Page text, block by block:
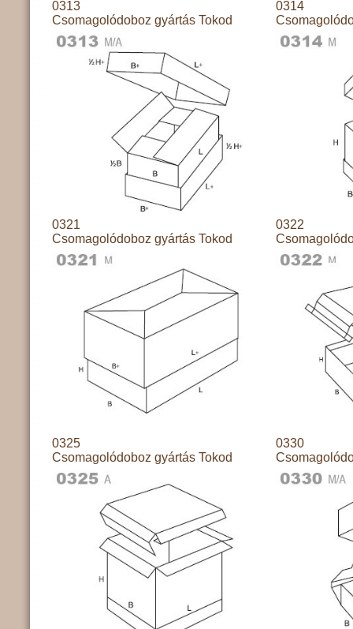
0313
Csomagolódoboz gyártás Tokod
0314
0321
Csomagolódoboz gyártás Tokod
0322
0325
Csomagolódoboz gyártás Tokod
0330